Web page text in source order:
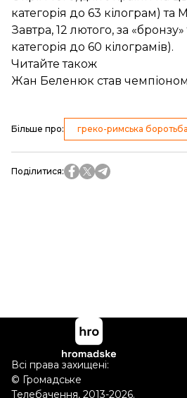
категорія до 63 кілограм) та
Завтра, 12 лютого, за
категорія до 60 кілограмів).
Читайте також
Жан Беленюк став чемпіоном
Більше про: греко-римська боротьба
Поділитися:
Всі права захищені:
© Громадське
Телебачення, 2013-2026.